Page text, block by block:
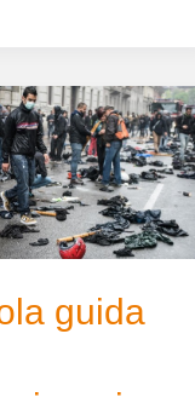
guida